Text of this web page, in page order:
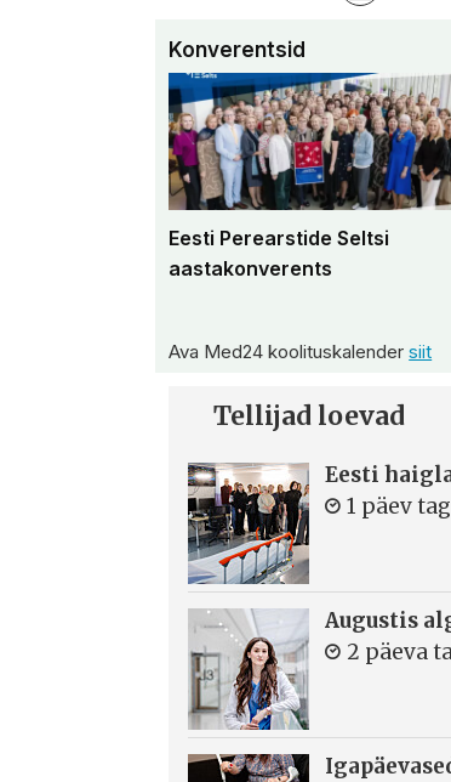
Konverentsid
Eesti Perearstide Seltsi
aastakonverents
Ava Med24 koolituskalendersiit
Tellijad loevad
Eesti
1 päev
Augustis
2 päeva